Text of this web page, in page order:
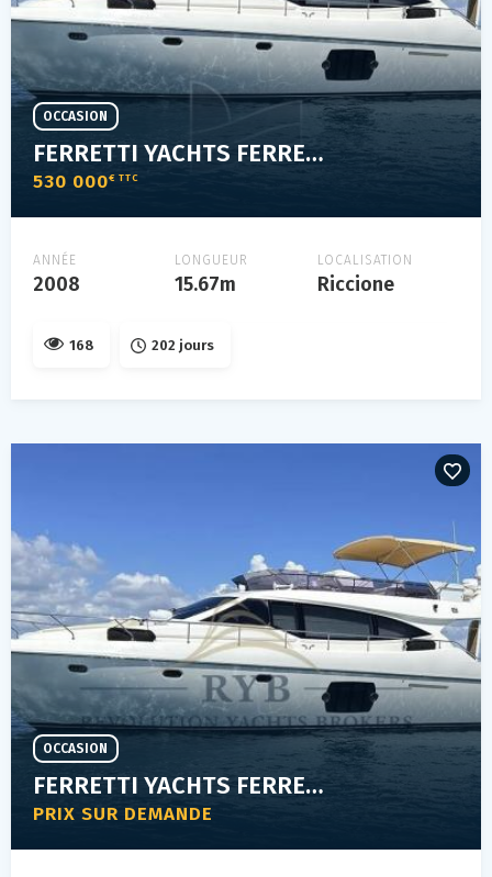
FERRETTI YACHTS FERRETTI 510
530 000€ TTC
OCCASION
ANNÉE
2008
LONGUEUR
15.67m
LOCALISATION
Riccione
168 202 jours
FERRETTI YACHTS FERRETTI 510
PRIX SUR DEMANDE
OCCASION